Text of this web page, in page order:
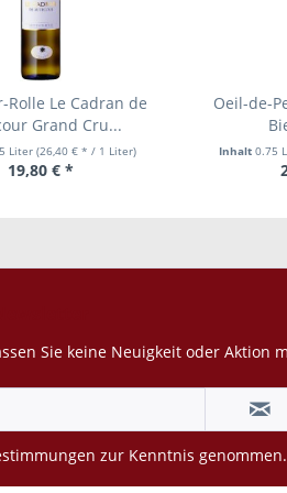
Rolle Le Cadran de
Grand Cru...
Liter (26,40 € * / 1 Liter)
19,80 € *
Oeil-de-
Inhalt 0.75
Sie keine Neuigkeit oder Aktion
zur Kenntnis genommen.